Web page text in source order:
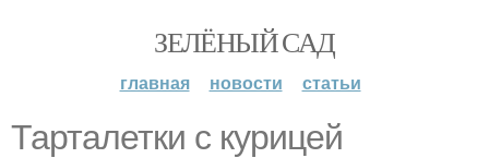
ЗЕЛЁНЫЙ САД
главная новости статьи
Тарталетки с курицей